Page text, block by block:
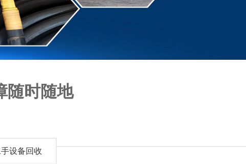
随时随地
动提供可靠的电力支持。我们具备丰富的行业经验，能够为不同规模的
种场合。无论是短期
手设备回收